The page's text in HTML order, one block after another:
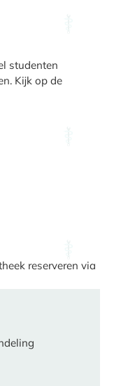
studenten
Kijk op de
reserveren via